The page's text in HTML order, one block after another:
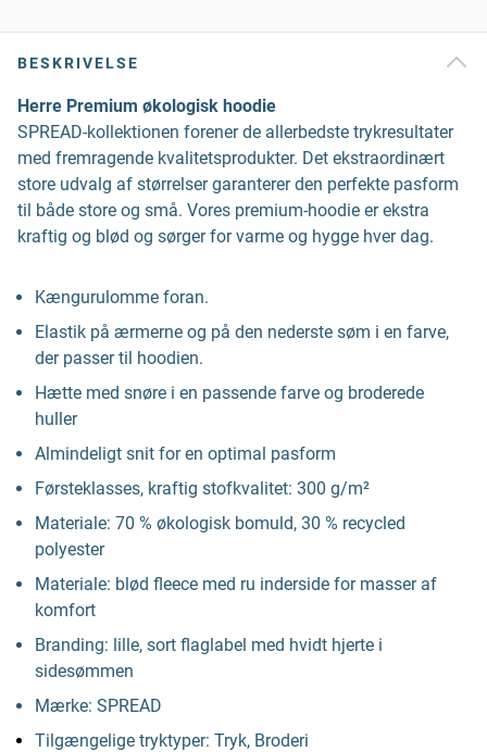
BESKRIVELSE
Herre Premium økologisk hoodie
SPREAD-kollektionen forener de allerbedste trykresultater
med fremragende kvalitetsprodukter. Det ekstraordinært
store udvalg af størrelser garanterer den perfekte pasform
til både store og små. Vores premium-hoodie er ekstra
kraftig og blød og sørger for varme og hygge hver dag.
Kængurulomme foran.
Elastik på ærmerne og på den nederste søm i en farve,
der passer til hoodien.
Hætte med snøre i en passende farve og broderede
huller
Almindeligt snit for en optimal pasform
Førsteklasses, kraftig stofkvalitet: 300 g/m²
Materiale: 70 % økologisk bomuld, 30 % recycled
polyester
Materiale: blød fleece med ru inderside for masser af
komfort
Branding: lille, sort flaglabel med hvidt hjerte i
sidesømmen
Mærke: SPREAD
Tilgængelige tryktyper: Tryk, Broderi